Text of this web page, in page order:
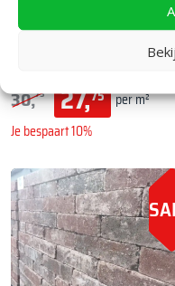
Kijlstra
Stonique trommel
30,75 27,75 per m²
Je bespaart 10%